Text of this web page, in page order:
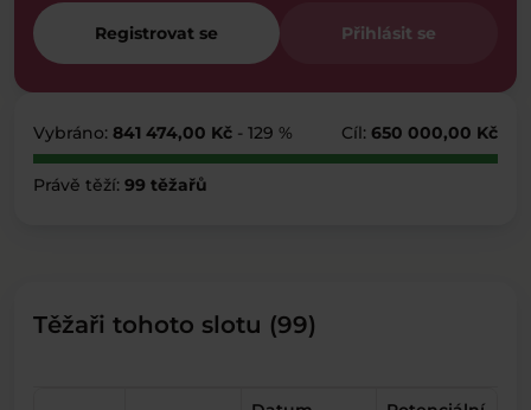
Registrovat se Přihlásit se
Vybráno: 841 474,00 Kč - 129 % Cíl: 650 000,00 Kč
Právě těží: 99 těžařů
Těžaři tohoto slotu (99)